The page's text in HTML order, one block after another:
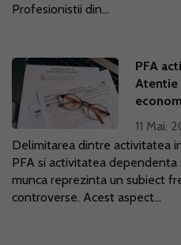
Profesionistii din...
PFA
Atentie
11 Mai.
Delimitarea dintre activitatea
PFA si activitatea
munca reprezinta un subiect
controverse. Acest aspect...